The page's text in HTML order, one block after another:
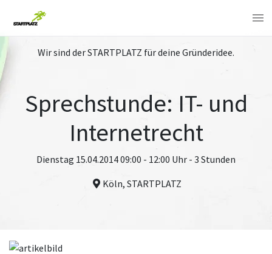
Wir sind der STARTPLATZ für deine Gründeridee.
Sprechstunde: IT- und
Internetrecht
Dienstag 15.04.2014 09:00 - 12:00 Uhr - 3 Stunden
Köln, STARTPLATZ